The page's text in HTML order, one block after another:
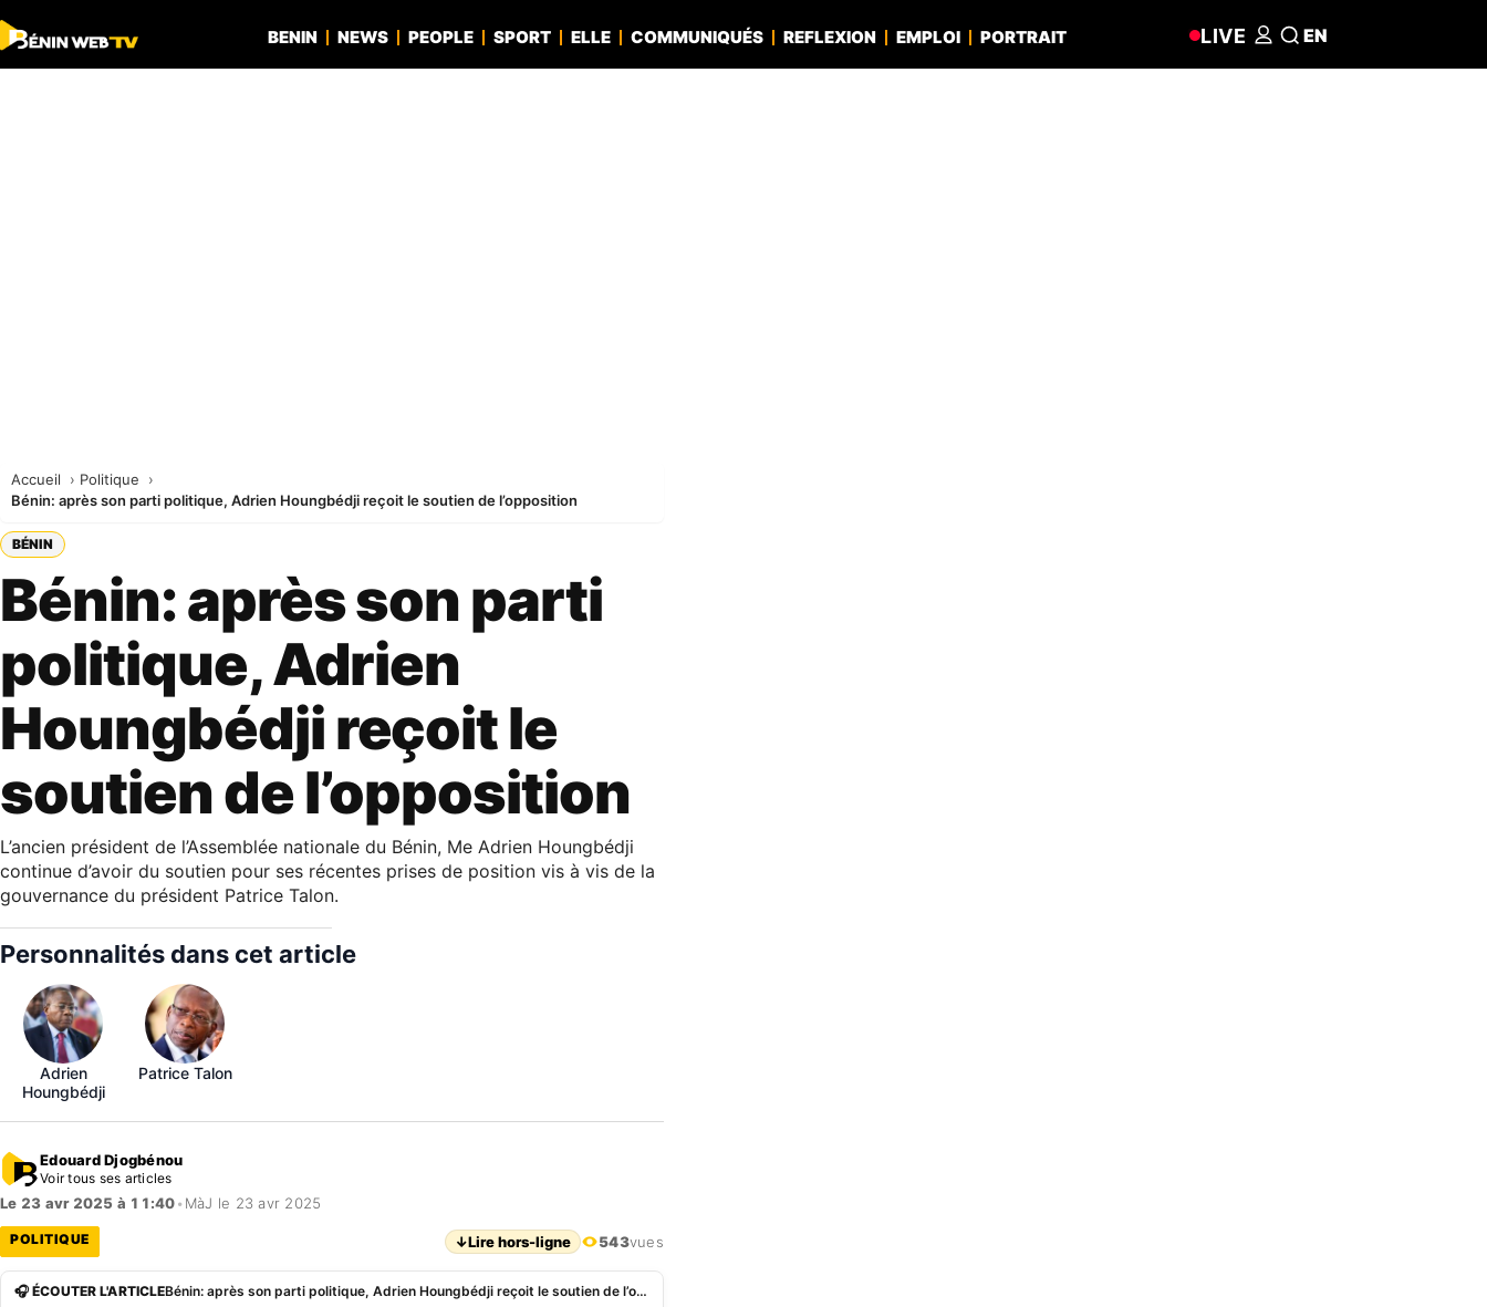
BENIN NEWS PEOPLE SPORT ELLE COMMUNIQUÉS REFLEXION EMPLOI PORTRAIT LIVE EN
Accueil
Politique
Bénin: après son parti politique, Adrien Houngbédji reçoit le soutien de l’opposition
BÉNIN
Bénin: après son parti
politique, Adrien
Houngbédji reçoit le
soutien de l’opposition
L’ancien président de l’Assemblée nationale du Bénin, Me Adrien Houngbédji
continue d’avoir du soutien pour ses récentes prises de position vis à vis de la
gouvernance du président Patrice Talon.
Personnalités dans cet article
Adrien
Houngbédji
Patrice Talon
Edouard Djogbénou
Voir tous ses articles
Le 23 avr 2025 à 11:40• MàJ le 23 avr 2025
POLITIQUE ↓Lire hors-ligne 543vues
🎧 ÉCOUTER L'ARTICLE Bénin: après son parti politique, Adrien Houngbédji reçoit le soutien de l’opposition